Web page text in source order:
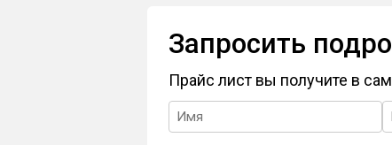
Запросить
Прайс лист вы получите в